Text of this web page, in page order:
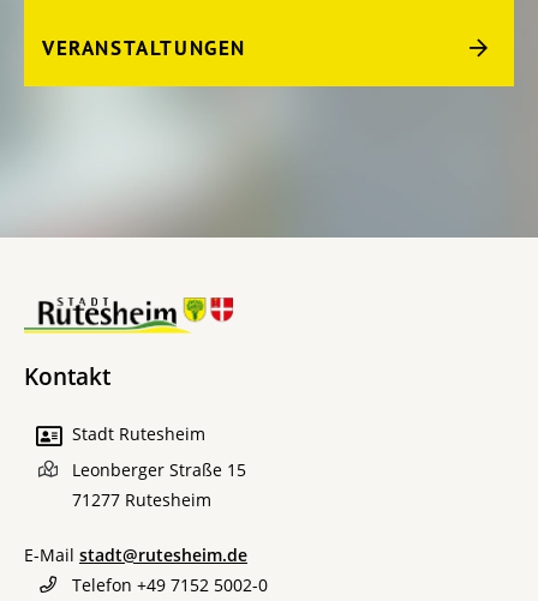
VERANSTALTUNGEN
Kontakt
Stadt Rutesheim
Leonberger Straße 15
71277 Rutesheim
E-Mail stadt@rutesheim.de
Telefon +49 7152 5002-0